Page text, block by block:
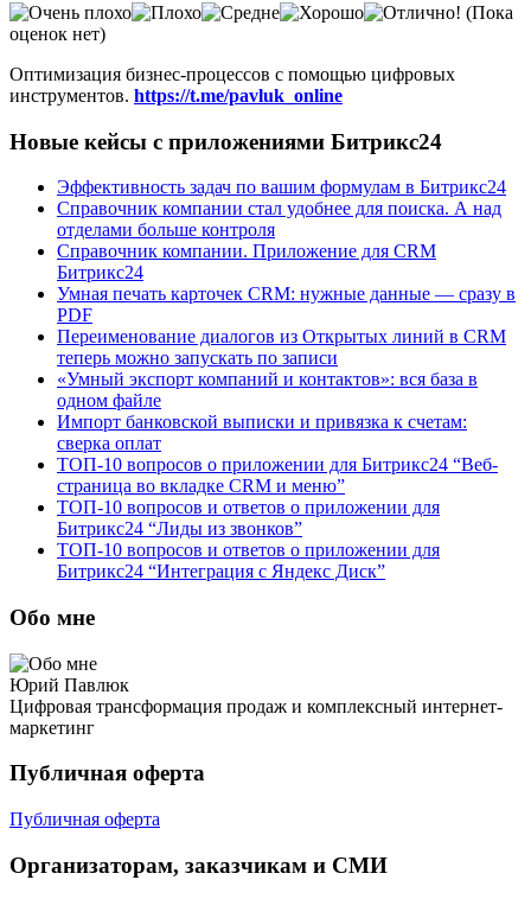
(Пока
оценок нет)
Оптимизация бизнес-процессов с помощью цифровых
инструментов. https://t.me/pavluk_online
Новые кейсы с приложениями Битрикс24
Эффективность задач по вашим формулам в Битрикс24
Справочник компании стал удобнее для поиска. А над
отделами больше контроля
Справочник компании. Приложение для CRM
Битрикс24
Умная печать карточек CRM: нужные данные — сразу в
PDF
Переименование диалогов из Открытых линий в CRM
теперь можно запускать по записи
«Умный экспорт компаний и контактов»: вся база в
одном файле
Импорт банковской выписки и привязка к счетам:
сверка оплат
ТОП-10 вопросов о приложении для Битрикс24 “Веб-
страница во вкладке CRM и меню”
ТОП-10 вопросов и ответов о приложении для
Битрикс24 “Лиды из звонков”
ТОП-10 вопросов и ответов о приложении для
Битрикс24 “Интеграция с Яндекс Диск”
Обо мне
Юрий Павлюк
Цифровая трансформация продаж и комплексный интернет-
маркетинг
Публичная оферта
Публичная оферта
Организаторам, заказчикам и СМИ